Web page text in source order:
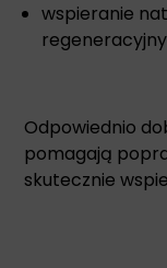
wspieranie
Odpowiednio
pomagają
skutecznie